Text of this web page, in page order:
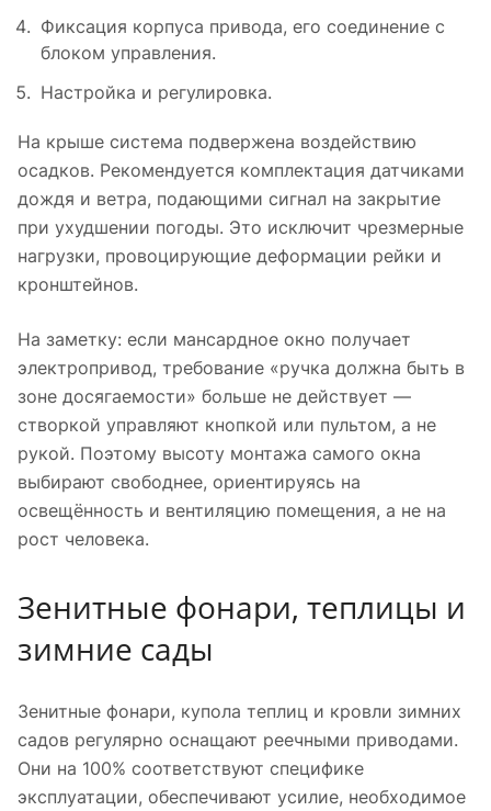
Фиксация корпуса привода, его соединение с
блоком управления.
Настройка и регулировка.
На крыше система подвержена воздействию
осадков. Рекомендуется комплектация датчиками
дождя и ветра, подающими сигнал на закрытие
при ухудшении погоды. Это исключит чрезмерные
нагрузки, провоцирующие деформации рейки и
кронштейнов.
На заметку: если мансардное окно получает
электропривод, требование «ручка должна быть в
зоне досягаемости» больше не действует —
створкой управляют кнопкой или пультом, а не
рукой. Поэтому высоту монтажа самого окна
выбирают свободнее, ориентируясь на
освещённость и вентиляцию помещения, а не на
рост человека.
Зенитные фонари, теплицы и
зимние сады
Зенитные фонари, купола теплиц и кровли зимних
садов регулярно оснащают реечными приводами.
Они на 100% соответствуют специфике
эксплуатации, обеспечивают усилие, необходимое